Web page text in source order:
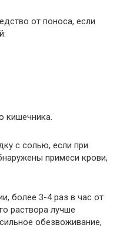
от поноса, если
кишечника.
с солью, если при
примеси крови,
более 3-4 раз в час от
раствора лучше
обезвоживание,